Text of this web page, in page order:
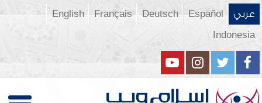
عربي Español
Deutsch
Français
English
Indonesia